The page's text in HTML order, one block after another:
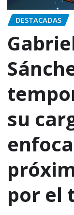
DESTACADAS
su
por el